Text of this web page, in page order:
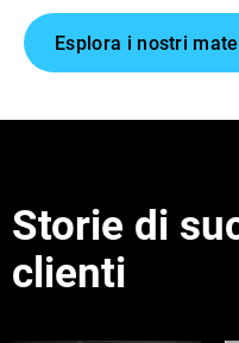
Esplora i nostri
Storie di
clienti